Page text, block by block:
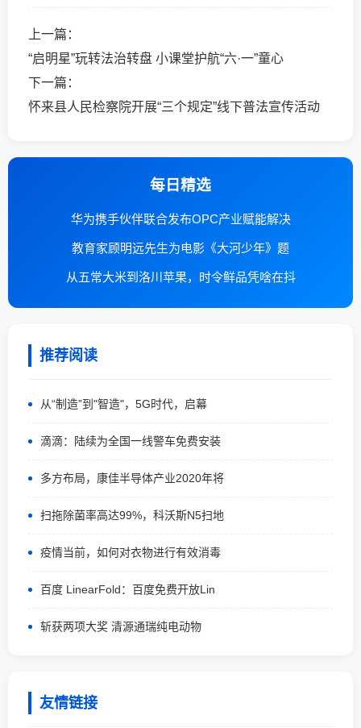
上一篇：
“启明星”玩转法治转盘 小课堂护航“六·一”童心
下一篇：
怀来县人民检察院开展“三个规定”线下普法宣传活动
每日精选
华为携手伙伴联合发布OPC产业赋能解决
教育家顾明远先生为电影《大河少年》题
从五常大米到洛川苹果，时令鲜品凭啥在抖
推荐阅读
从“制造”到"智造"，5G时代，启幕
滴滴：陆续为全国一线警车免费安装
多方布局，康佳半导体产业2020年将
扫拖除菌率高达99%，科沃斯N5扫地
疫情当前，如何对衣物进行有效消毒
百度 LinearFold：百度免费开放Lin
斩获两项大奖 清源通瑞纯电动物
友情链接